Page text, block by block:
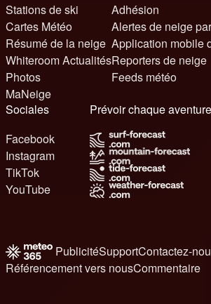
Stations de ski
Cartes Météo
Résumé de la neige
Whiteroom Actualités
Photos
MaNeige
Adhésion
Alertes de neige
Application mobile
Reporters de neige
Feeds météo
Sociales
Facebook
Instagram
TikTok
YouTube
Prévoir chaque aventure
PublicitéSupportContactez-
Référencement vers nousCommentaire